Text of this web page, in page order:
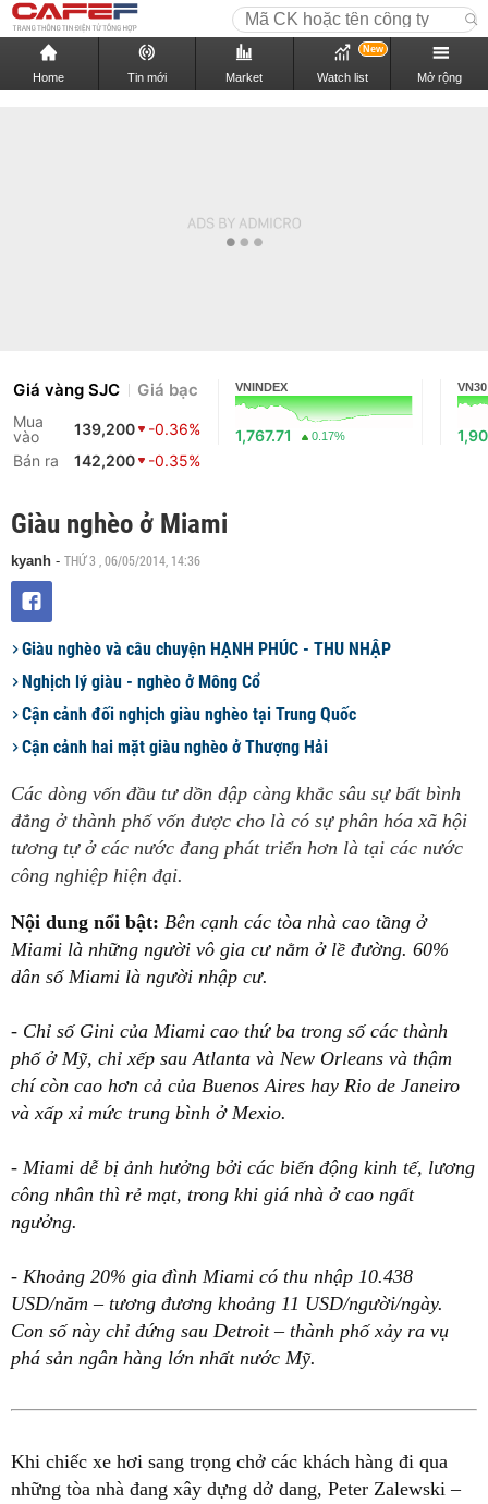
Home Tin mới Market Watch list
New
Mở rộng
Giá vàng SJC Giá bạc
Mua
vào
139,200
-0.36%
Bán ra
142,200 -0.35%
VNINDEX
1,767.71 0.17%
VN30
Giàu nghèo ở Miami
kyanh - THỨ 3 , 06/05/2014, 14:36
Giàu nghèo và câu chuyện HẠNH PHÚC - THU NHẬP
Nghịch lý giàu - nghèo ở Mông Cổ
Cận cảnh đối nghịch giàu nghèo tại Trung Quốc
Cận cảnh hai mặt giàu nghèo ở Thượng Hải
Các dòng vốn đầu tư dồn dập càng khắc sâu sự bất bình
đẳng ở thành phố vốn được cho là có sự phân hóa xã hội
tương tự ở các nước đang phát triển hơn là tại các nước
công nghiệp hiện đại.
Nội dung nổi bật: Bên cạnh các tòa nhà cao tầng ở
Miami là những người vô gia cư nằm ở lề đường. 60%
dân số Miami là người nhập cư.
- Chỉ số Gini của Miami cao thứ ba trong số các thành
phố ở Mỹ, chỉ xếp sau Atlanta và New Orleans và thậm
chí còn cao hơn cả của Buenos Aires hay Rio de Janeiro
và xấp xỉ mức trung bình ở Mexio.
- Miami dễ bị ảnh hưởng bởi các biến động kinh tế, lương
công nhân thì rẻ mạt, trong khi giá nhà ở cao ngất
ngưởng.
- Khoảng 20% gia đình Miami có thu nhập 10.438
USD/năm – tương đương khoảng 11 USD/người/ngày.
Con số này chỉ đứng sau Detroit – thành phố xảy ra vụ
phá sản ngân hàng lớn nhất nước Mỹ.
Khi chiếc xe hơi sang trọng chở các khách hàng đi qua
những tòa nhà đang xây dựng dở dang, Peter Zalewski –